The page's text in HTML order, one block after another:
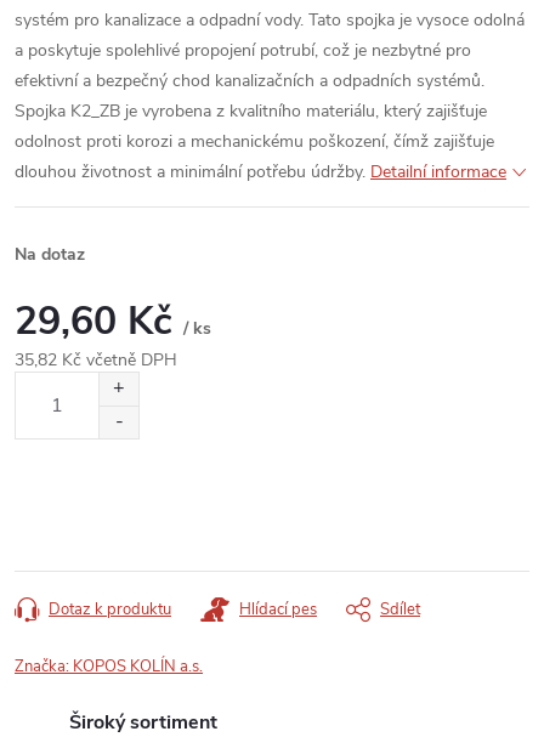
systém pro kanalizace a odpadní vody. Tato spojka je vysoce odolná
a poskytuje spolehlivé propojení potrubí, což je nezbytné pro
efektivní a bezpečný chod kanalizačních a odpadních systémů.
Spojka K2_ZB je vyrobena z kvalitního materiálu, který zajišťuje
odolnost proti korozi a mechanickému poškození, čímž zajišťuje
dlouhou životnost a minimální potřebu údržby. Detailní informace
Na dotaz
29,60 Kč / ks
35,82 Kč včetně DPH
Dotaz k produktu Hlídací pes Sdílet
Značka: KOPOS KOLÍN a.s.
Široký sortiment